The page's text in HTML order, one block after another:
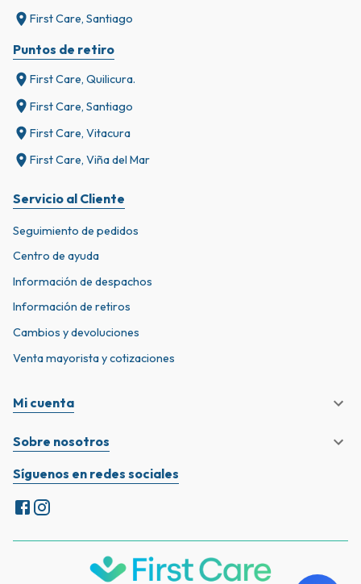
First Care, Santiago
Puntos de retiro
First Care, Quilicura.
First Care, Santiago
First Care, Vitacura
First Care, Viña del Mar
Servicio al Cliente
Seguimiento de pedidos
Centro de ayuda
Información de despachos
Información de retiros
Cambios y devoluciones
Venta mayorista y cotizaciones
Mi cuenta
Sobre nosotros
Síguenos en redes sociales